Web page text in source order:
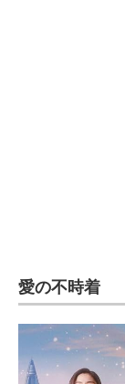
電子設計の基本
エネルギーの
建設×テクノロ
愛の不時着